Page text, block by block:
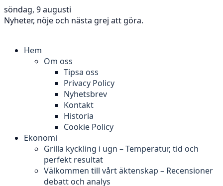
söndag, 9 augusti
Nyheter, nöje och nästa grej att göra.
Hem
Om oss
Tipsa oss
Privacy Policy
Nyhetsbrev
Kontakt
Historia
Cookie Policy
Ekonomi
Grilla kyckling i ugn – Temperatur, tid och
perfekt resultat
Välkommen till vårt äktenskap – Recensioner
debatt och analys